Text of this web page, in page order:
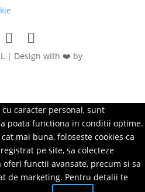
| Design with ❤️ by
caracter personal, sunt
poata functiona in conditii optime.
mai buna, foloseste cookies ca
pe site, sa colecteze
functii avansate, precum si sa
de marketing. Pentru detalii te